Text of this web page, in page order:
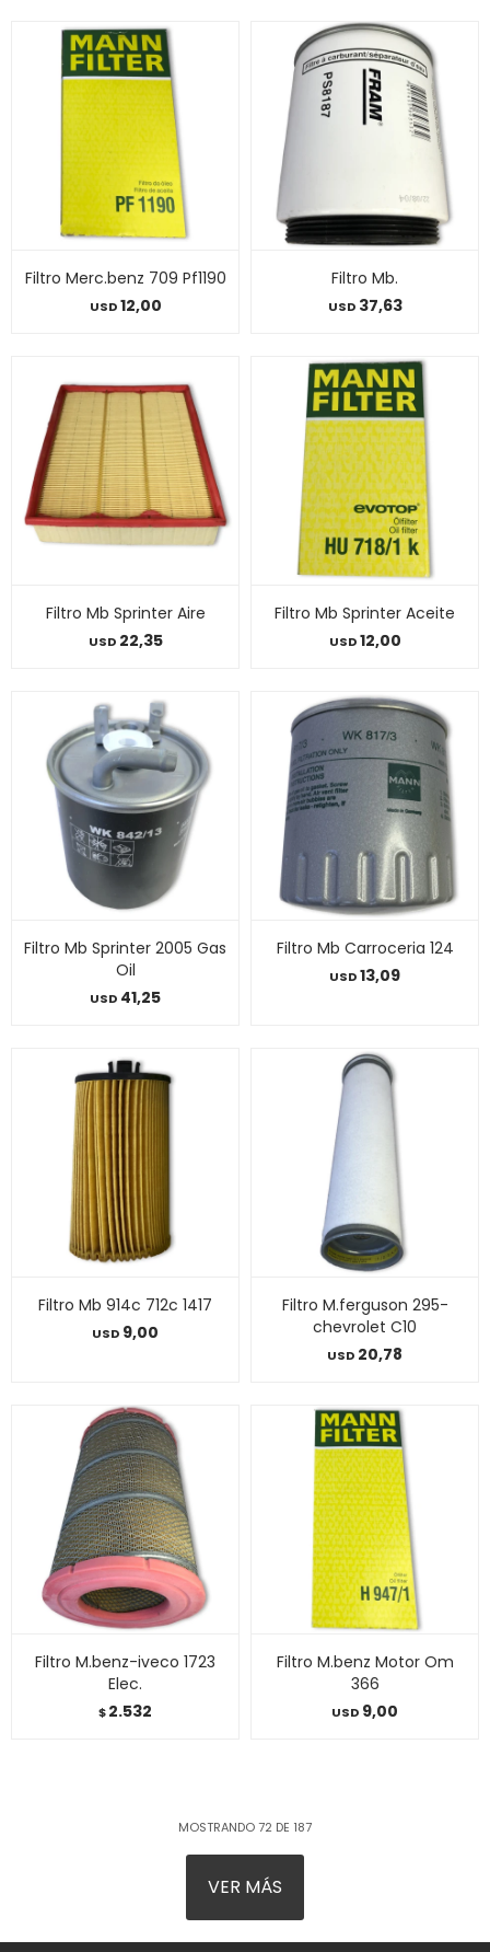
Filtro Merc.benz 709 Pf1190
USD12,00
Filtro Mb.
USD 37,63
Filtro Mb Sprinter Aire
USD 22,35
Filtro Mb Sprinter Aceite
USD12,00
Filtro Mb Sprinter 2005 Gas
Oil
USD 41,25
Filtro Mb Carroceria 124
USD13,09
Filtro Mb 914c 712c 1417
USD 9,00
Filtro M.ferguson 295-
chevrolet C10
USD 20,78
Filtro M.benz-iveco 1723
Elec.
$2.532
Filtro M.benz Motor Om
366
USD 9,00
MOSTRANDO72 DE 187
VER MÁS